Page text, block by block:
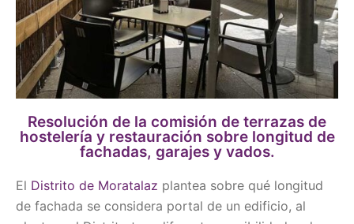
Resolución de la comisión de terrazas de
hostelería y restauración sobre longitud de
fachadas, garajes y vados.
El Distrito de Moratalaz plantea sobre qué longitud
de fachada se considera portal de un edificio, al